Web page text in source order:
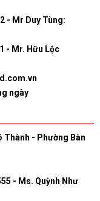
- Mr Duy Tùng:
- Mr. Hữu Lộc
ngày
Thành - Phường Bàn
- Ms. Quỳnh Như